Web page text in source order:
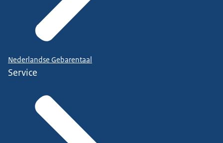
Nederlandse Gebarentaal
Service